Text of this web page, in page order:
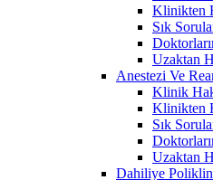
Klinikten
Sık
Uzaktan
Anestezi Ve
Klinik
Klinikten
Sık
Uzaktan
Dahiliye